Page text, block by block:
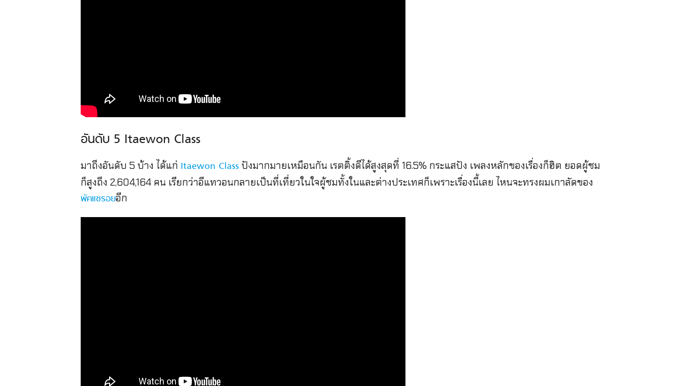
อันดับ 5 Itaewon Class
มาถึงอันดับ 5 บ้าง ได้แก่ Itaewon Classปังมากมายเหมือนกัน เรตติ้งดีได้สูงสุดที่ 16.5% กระแสปัง เพลงหลักของเรื่องก็ฮิต ยอดผู้ชม
ก็สูงถึง 2,604,164 คน เรียกว่าอีแทวอนกลายเป็นที่เที่ยวในใจผู้ชมทั้งในและต่างประเทศก็เพราะเรื่องนี้เลย ไหนจะทรงผมเกาลัดของ
พัคแซรอยอีก